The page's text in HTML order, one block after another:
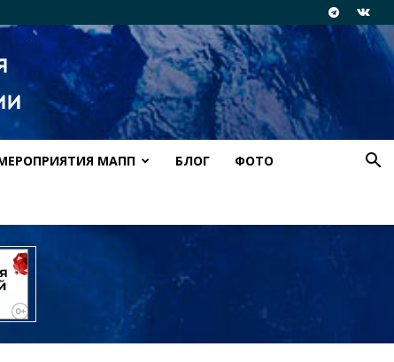
МАПП БЛОГ ФОТО